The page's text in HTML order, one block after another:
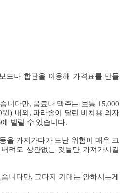
드나 합판을 이용해 가격표를 만들
니다만, 음료나 맥주는 보통 15,000
원) 내외, 파라솔이 달린 비치용 의자
빌릴 수 있습니다.
을 가져가다가 도난 위험이 매우 크
려도 상관없는 것들만 가져가시길
니다만, 그다지 기대는 안하시는게